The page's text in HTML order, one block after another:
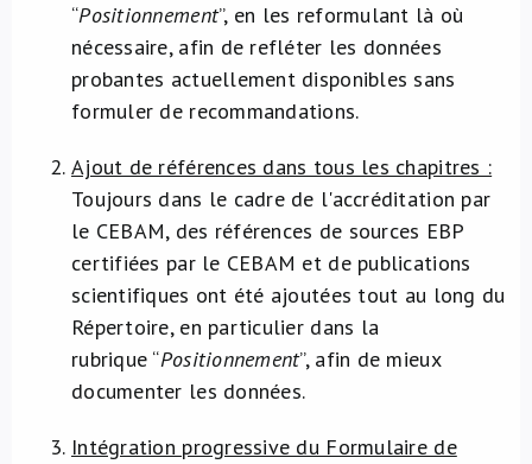
“Positionnement”, en les reformulant là où
nécessaire, afin de refléter les données
probantes actuellement disponibles sans
formuler de recommandations.
Ajout de références dans tous les chapitres :
Toujours dans le cadre de l'accréditation par
le CEBAM, des références de sources EBP
certifiées par le CEBAM et de publications
scientifiques ont été ajoutées tout au long du
Répertoire, en particulier dans la
rubrique “Positionnement”, afin de mieux
documenter les données.
Intégration progressive du Formulaire de